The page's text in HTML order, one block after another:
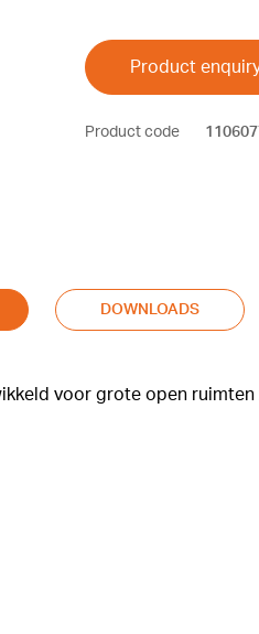
Product
Product code
DOWNLOADS
voor grote open